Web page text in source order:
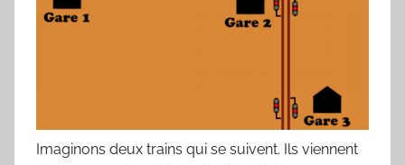
Imaginons deux trains qui se suivent. Ils viennent